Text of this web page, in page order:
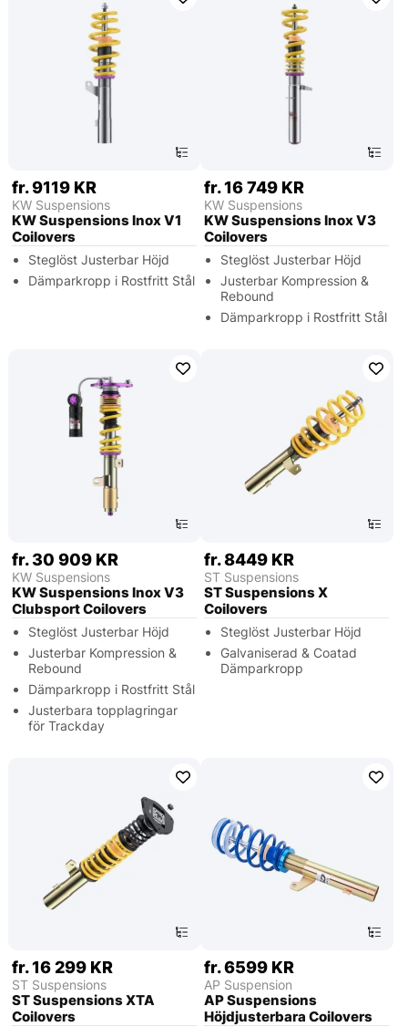
fr. 9119 KR
KW Suspensions
KW Suspensions Inox V1
Coilovers
Steglöst Justerbar Höjd
Dämparkropp i Rostfritt Stål
fr. 16 749 KR
KW Suspensions
KW Suspensions Inox V3
Coilovers
Steglöst Justerbar Höjd
Justerbar Kompression &
Rebound
Dämparkropp i Rostfritt Stål
fr. 30 909 KR
KW Suspensions
KW Suspensions Inox V3
Clubsport Coilovers
Steglöst Justerbar Höjd
Justerbar Kompression &
Rebound
Dämparkropp i Rostfritt Stål
Justerbara topplagringar
för Trackday
fr. 8449 KR
ST Suspensions
ST Suspensions X
Coilovers
Steglöst Justerbar Höjd
Galvaniserad & Coatad
Dämparkropp
fr. 16 299 KR
ST Suspensions
ST Suspensions XTA
Coilovers
fr. 6599 KR
AP Suspension
AP Suspensions
Höjdjusterbara Coilovers